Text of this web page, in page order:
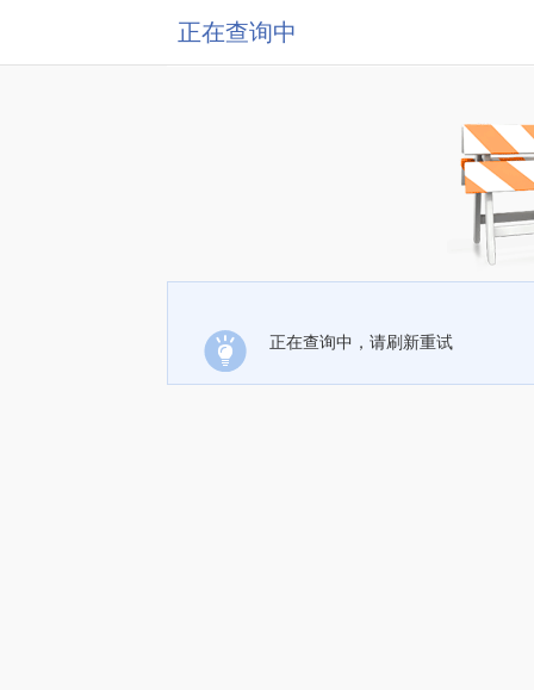
正在查询中
正在查询中，请刷新重试